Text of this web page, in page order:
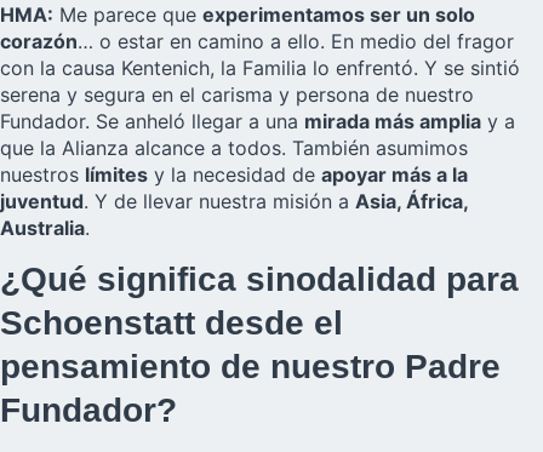
HMA: Me parece que experimentamos ser un solo
corazón… o estar en camino a ello. En medio del fragor
con la causa Kentenich, la Familia lo enfrentó. Y se sintió
serena y segura en el carisma y persona de nuestro
Fundador. Se anheló llegar a una mirada más amplia y a
que la Alianza alcance a todos. También asumimos
nuestros límites y la necesidad de apoyar más a la
juventud. Y de llevar nuestra misión a Asia, África,
Australia.
¿Qué significa sinodalidad para
Schoenstatt desde el
pensamiento de nuestro Padre
Fundador?